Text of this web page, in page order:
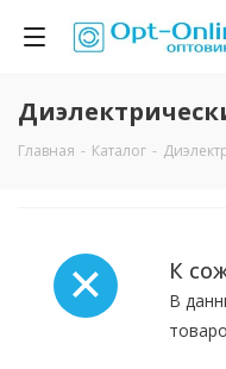
Главная - Каталог -
К
В